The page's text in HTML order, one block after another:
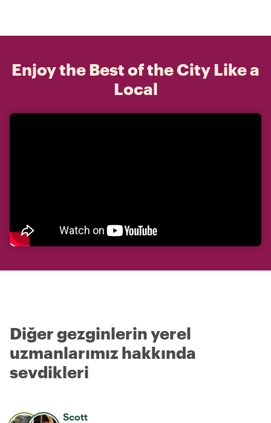
Enjoy the Best of the City Like a
Local
Diğer gezginlerin yerel
uzmanlarımız hakkında
sevdikleri
Scott